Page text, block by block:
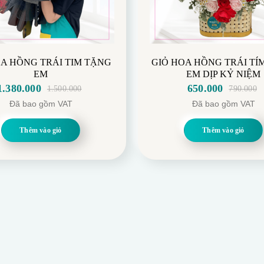
PHẨM YÊU THÍCH DỊP LỄ